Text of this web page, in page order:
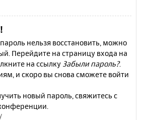
нельзя восстановить, можно
Перейдите на страницу входа на
на ссылку Забыли пароль?.
и скоро вы снова сможете войти
новый пароль, свяжитесь с